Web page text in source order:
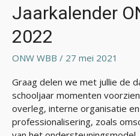
Jaarkalender
2022
ONW WBB / 27 mei 2021
Graag delen we met jullie de
schooljaar momenten
overleg, interne organisatie
professionalisering, zoals
WBB
2021-
2022